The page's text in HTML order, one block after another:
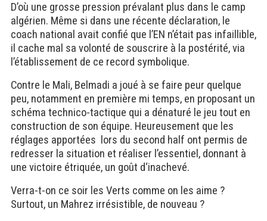
D’où une grosse pression prévalant plus dans le camp
algérien. Même si dans une récente déclaration, le
coach national avait confié que l’EN n’était pas infaillible,
il cache mal sa volonté de souscrire à la postérité, via
l’établissement de ce record symbolique.
Contre le Mali, Belmadi a joué à se faire peur quelque
peu, notamment en première mi temps, en proposant un
schéma technico-tactique qui a dénaturé le jeu tout en
construction de son équipe. Heureusement que les
réglages apportées
lors du second half ont permis de
redresser la situation et réaliser l’essentiel, donnant à
une victoire étriquée, un goût d‘inachevé.
Verra-t-on ce soir les Verts comme on les aime ?
Surtout, un Mahrez irrésistible, de nouveau ?